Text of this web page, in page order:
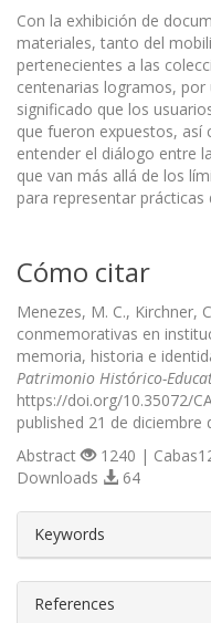
Con la exhibición de
materiales, tanto del
pertenecientes a las
centenarias logramos,
significado que los
que fueron expuestos,
entender el diálogo entre
que van más allá de los
para representar
Cómo citar
Menezes, M. C., Kirchner,
conmemorativas en
memoria, historia e
Patrimonio Histórico-
https://doi.org/10.35072/
published 21 de diciembre
Abstract
1240 |
Downloads
64
Keywords
References